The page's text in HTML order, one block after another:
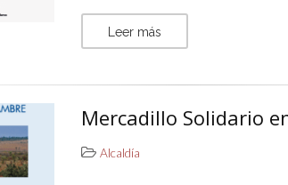
Leer más
Mercadillo Solidario
Alcaldía